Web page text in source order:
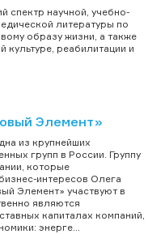
спектр научной, учебно-
литературы по
образу жизни, а также
культуре, реабилитации и
Элемент»
из крупнейших
групп в России. Группу
которые
интересов Олега
Элемент» участвуют в
являются
капиталах компаний,
энерге...